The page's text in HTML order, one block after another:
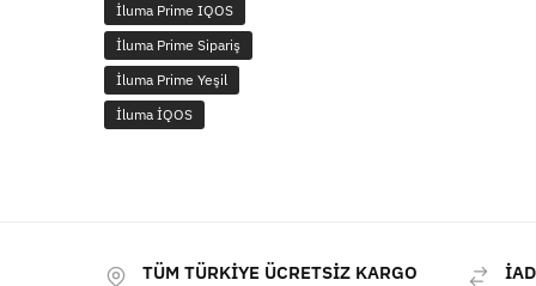
İluma Prime IQOS
İluma Prime Sipariş
İluma Prime Yeşil
İluma İQOS
TÜM TÜRKİYE ÜCRETSİZ KARGO